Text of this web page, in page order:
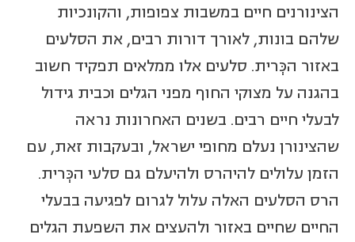
הצינורנים חיים במשבות צפופות, והקונכיות
שלהם בונות, לאורך דורות רבים, את הסלעים
באזור הכְּרית. סלעים אלו ממלאים תפקיד חשוב
בהגנה על מצוקי החוף מפני הגלים וכבית גידול
לבעלי חיים רבים. בשנים האחרונות נראה
שהצינורן נעלם מחופי ישראל, ובעקבות זאת, עם
הזמן עלולים להיהרס ולהיעלם גם סלעי הכְּרית.
הרס הסלעים האלה עלול לגרום לפגיעה בבעלי
החיים שחיים באזור ולהעצים את השפעת הגלים